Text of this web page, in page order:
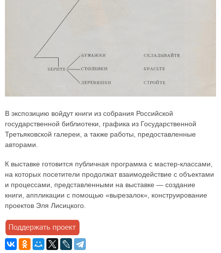
В экспозицию войдут книги из собрания Российской
государственной библиотеки, графика из Государственной
Третьяковской галереи, а также работы, предоставленные
авторами.
К выставке готовится публичная программа с мастер-классами,
на которых посетители продолжат взаимодействие с объектами
и процессами, представленными на выставке — создание
книги, аппликации с помощью «вырезалок», конструирование
проектов Эля Лисицкого.